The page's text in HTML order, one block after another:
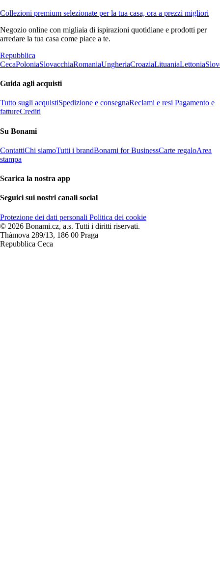
Collezioni premium selezionate per la tua casa, ora a prezzi migliori
Negozio online con migliaia di ispirazioni quotidiane e prodotti per
arredare la tua casa come piace a te.
Repubblica
CecaPoloniaSlovacchiaRomaniaUngheriaCroaziaLituaniaLettonia
Guida agli acquisti
Tutto sugli acquistiSpedizione e consegnaReclami e resi Pagamento e
fattureCrediti
Su Bonami
ContattiChi siamoTutti i brandBonami for BusinessCarte regaloArea
stampa
Scarica la nostra app
Seguici sui nostri canali social
Protezione dei dati personali Politica dei cookie
© 2026 Bonami.cz, a.s. Tutti i diritti riservati.
Thámova 289/13, 186 00 Praga
Repubblica Ceca